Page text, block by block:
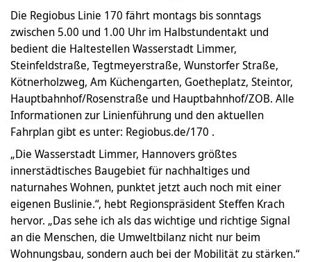
Die Regiobus Linie 170 fährt montags bis sonntags
zwischen 5.00 und 1.00 Uhr im Halbstundentakt und
bedient die Haltestellen Wasserstadt Limmer,
Steinfeldstraße, Tegtmeyerstraße, Wunstorfer Straße,
Kötnerholzweg, Am Küchengarten, Goetheplatz, Steintor,
Hauptbahnhof/Rosenstraße und Hauptbahnhof/ZOB. Alle
Informationen zur Linienführung und den aktuellen
Fahrplan gibt es unter: Regiobus.de/170 .
„Die Wasserstadt Limmer, Hannovers größtes
innerstädtisches Baugebiet für nachhaltiges und
naturnahes Wohnen, punktet jetzt auch noch mit einer
eigenen Buslinie.“, hebt Regionspräsident Steffen Krach
hervor. „Das sehe ich als das wichtige und richtige Signal
an die Menschen, die Umweltbilanz nicht nur beim
Wohnungsbau, sondern auch bei der Mobilität zu stärken.“